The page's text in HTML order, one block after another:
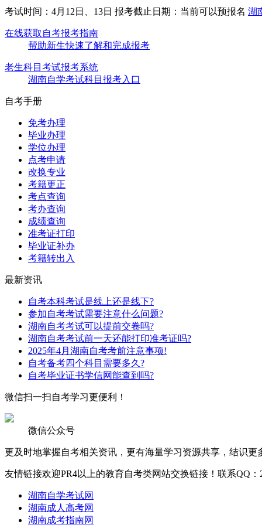
考试时间：4月12日、13日 报考截止日期：当前可以预报名 湖
在线获取自考报考指南
帮助新生快速了解和完成报考
老生科目考试报考系统
湖南自学考试科目报考入口
自考手册
免考办理
毕业办理
学位办理
点考申请
改换专业
考籍更正
考点查询
考办查询
成绩查询
准考证打印
毕业证补办
考籍转出入
最新资讯
自考本科考试是线上还是线下?
参加自考考试需要注意什么问题?
湖南自考考试可以提前交卷吗?
湖南自考考试前一天还能打印准考证吗?
2025年4月湖南自考考前注意事项!
自考备考四个科目需要多久?
自考毕业证书学信网能查到吗?
微信扫一扫自考学习更便利！
微信公众号
更及时地掌握自考相关资讯，更有海量学习资源共享，结识更
友情链接欢迎PR4以上的教育自考类网站交换链接！联系QQ：
湖南自学考试网
湖南成人高考网
湖南成考指南网